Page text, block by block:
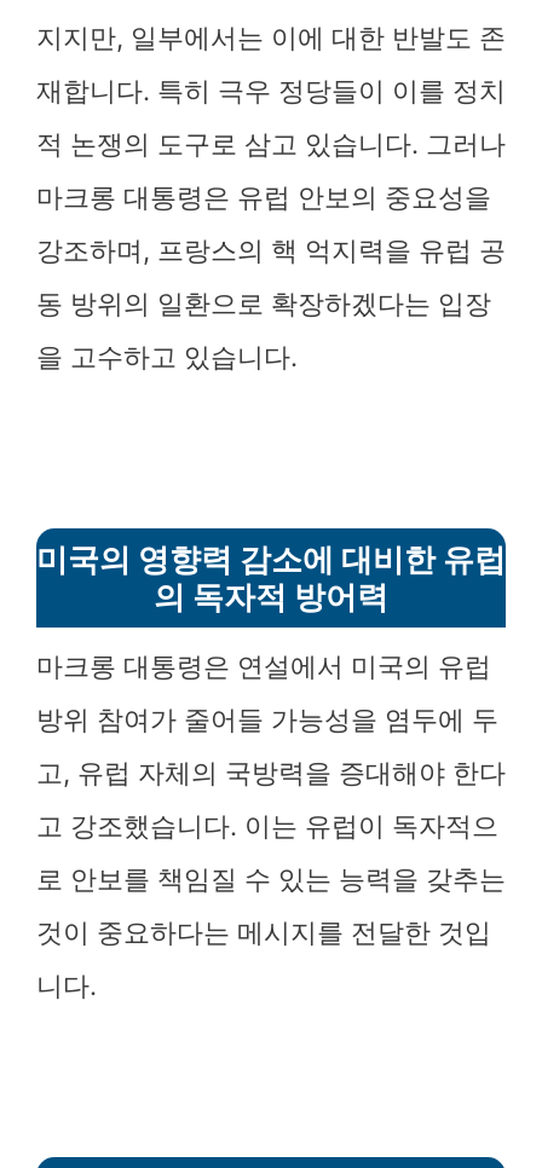
지지만, 일부에서는 이에 대한 반발도 존
재합니다. 특히 극우 정당들이 이를 정치
적 논쟁의 도구로 삼고 있습니다. 그러나
마크롱 대통령은 유럽 안보의 중요성을
강조하며, 프랑스의 핵 억지력을 유럽 공
동 방위의 일환으로 확장하겠다는 입장
을 고수하고 있습니다.
미국의 영향력 감소에 대비한 유럽
의 독자적 방어력
마크롱 대통령은 연설에서 미국의 유럽
방위 참여가 줄어들 가능성을 염두에 두
고, 유럽 자체의 국방력을 증대해야 한다
고 강조했습니다. 이는 유럽이 독자적으
로 안보를 책임질 수 있는 능력을 갖추는
것이 중요하다는 메시지를 전달한 것입
니다.